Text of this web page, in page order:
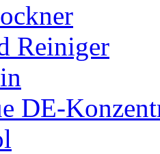
Reiniger
DE-